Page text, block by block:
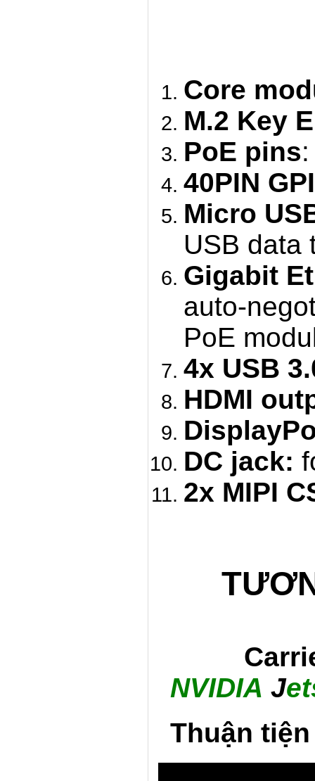
Core
M.2 Key
PoE pins
40PIN
Micro
USB data
Gigabit
auto-
PoE
4x USB
HDMI
DC jack:
2x MIPI
NVIDIA J
Thuận